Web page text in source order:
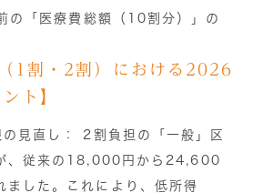
の「医療費総額（10割分）」の
1割・2割）における2026
ト】
見直し：
2割負担の「一般」区
、従来の18,000円から 24,600
ました。これにより、低所得